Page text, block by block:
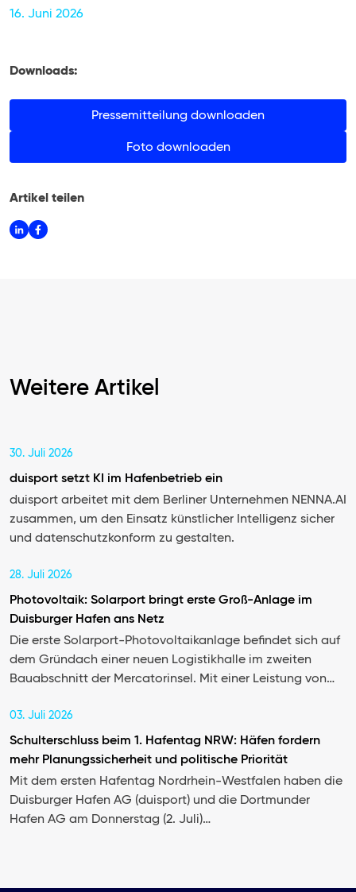
16. Juni 2026
Downloads:
Pressemitteilung downloaden
Foto downloaden
Artikel teilen
Weitere Artikel
30. Juli 2026
duisport setzt KI im Hafenbetrieb ein
duisport arbeitet mit dem Berliner Unternehmen NENNA.AI
zusammen, um den Einsatz künstlicher Intelligenz sicher
und datenschutzkonform zu gestalten.
28. Juli 2026
Photovoltaik: Solarport bringt erste Groß-Anlage im
Duisburger Hafen ans Netz
Die erste Solarport-Photovoltaikanlage befindet sich auf
dem Gründach einer neuen Logistikhalle im zweiten
Bauabschnitt der Mercatorinsel. Mit einer Leistung von…
03. Juli 2026
Schulterschluss beim 1. Hafentag NRW: Häfen fordern
mehr Planungssicherheit und politische Priorität
Mit dem ersten Hafentag Nordrhein-Westfalen haben die
Duisburger Hafen AG (duisport) und die Dortmunder
Hafen AG am Donnerstag (2. Juli)…